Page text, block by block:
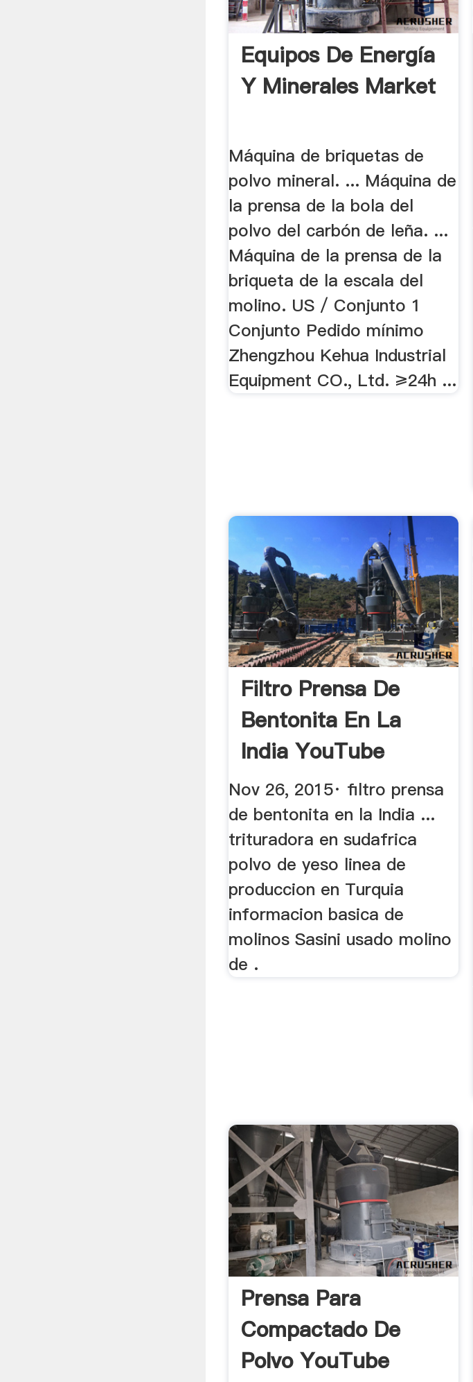
Equipos De Energía
Y Minerales Market
Máquina de briquetas de
polvo mineral. ... Máquina de
la prensa de la bola del
polvo del carbón de leña. ...
Máquina de la prensa de la
briqueta de la escala del
molino. US / Conjunto 1
Conjunto Pedido mínimo
Zhengzhou Kehua Industrial
Equipment CO., Ltd. ≥24h ...
Filtro Prensa De
Bentonita En La
India YouTube
Nov 26, 2015· filtro prensa
de bentonita en la India ...
trituradora en sudafrica
polvo de yeso linea de
produccion en Turquia
informacion basica de
molinos Sasini usado molino
de .
Prensa Para
Compactado De
Polvo YouTube